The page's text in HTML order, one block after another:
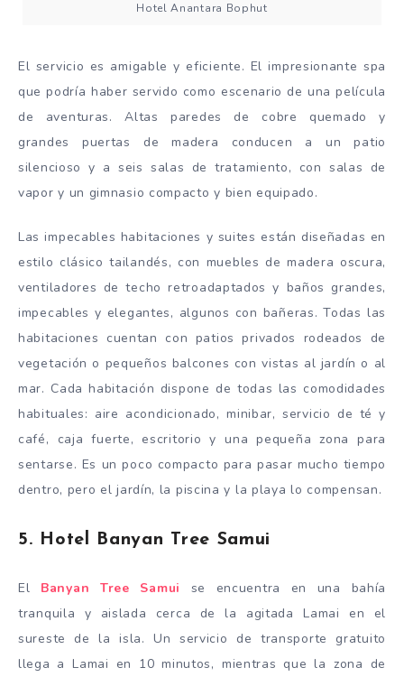
Hotel Anantara Bophut
El servicio es amigable y eficiente. El impresionante spa
que podría haber servido como escenario de una película
de aventuras. Altas paredes de cobre quemado y
grandes puertas de madera conducen a un patio
silencioso y a seis salas de tratamiento, con salas de
vapor y un gimnasio compacto y bien equipado.
Las impecables habitaciones y suites están diseñadas en
estilo clásico tailandés, con muebles de madera oscura,
ventiladores de techo retroadaptados y baños grandes,
impecables y elegantes, algunos con bañeras. Todas las
habitaciones cuentan con patios privados rodeados de
vegetación o pequeños balcones con vistas al jardín o al
mar. Cada habitación dispone de todas las comodidades
habituales: aire acondicionado, minibar, servicio de té y
café, caja fuerte, escritorio y una pequeña zona para
sentarse. Es un poco compacto para pasar mucho tiempo
dentro, pero el jardín, la piscina y la playa lo compensan.
5. Hotel Banyan Tree Samui
El Banyan Tree Samui
se encuentra en una bahía
tranquila y aislada cerca de la agitada Lamai en el
sureste de la isla. Un servicio de transporte gratuito
llega a Lamai en 10 minutos, mientras que la zona de